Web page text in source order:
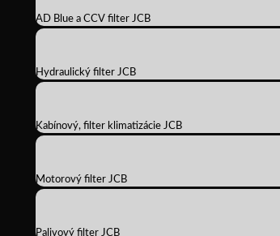
AD Blue a CCV filter JCB
Hydraulický filter JCB
Kabínový, filter klimatizácie JCB
Motorový filter JCB
Palivový filter JCB